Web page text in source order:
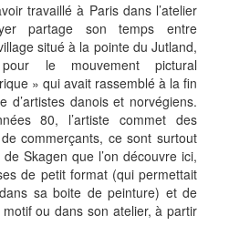
travaillé à Paris dans l’atelier
partage son temps entre
situé à la pointe du Jutland,
pour le mouvement pictural
» qui avait rassemblé à la fin
d’artistes danois et norvégiens.
80, l’artiste commet des
commerçants, ce sont surtout
Skagen que l’on découvre ici,
de petit format (qui permettait
sa boite de peinture) et de
ou dans son atelier, à partir